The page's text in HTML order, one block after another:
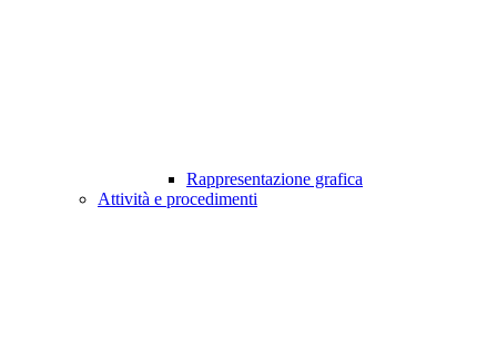
Rappresentazione grafica
Attività e procedimenti